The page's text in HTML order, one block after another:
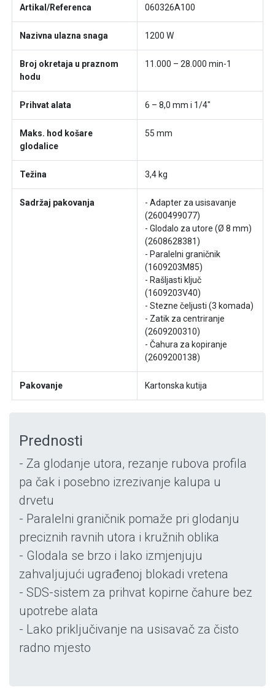
Artikal/Referenca 060326A100
Nazivna ulazna snaga 1200 W
Broj okretaja u praznom
hodu
11.000 – 28.000 min-1
Prihvat alata 6 – 8,0 mm i 1/4"
Maks. hod košare
glodalice
55 mm
Težina 3,4 kg
Sadržaj pakovanja
- Adapter za usisavanje
(2600499077)
- Glodalo za utore (Ø 8 mm)
(2608628381)
- Paralelni graničnik
(1609203M85)
- Rašljasti ključ
(1609203V40)
- Stezne čeljusti (3 komada)
- Zatik za centriranje
(2609200310)
- Čahura za kopiranje
(2609200138)
Pakovanje Kartonska kutija
Prednosti
- Za glodanje utora, rezanje rubova profila
pa čak i posebno izrezivanje kalupa u
drvetu
- Paralelni graničnik pomaže pri glodanju
preciznih ravnih utora i kružnih oblika
- Glodala se brzo i lako izmjenjuju
zahvaljujući ugrađenoj blokadi vretena
- SDS-sistem za prihvat kopirne čahure bez
upotrebe alata
- Lako priključivanje na usisavač za čisto
radno mjesto